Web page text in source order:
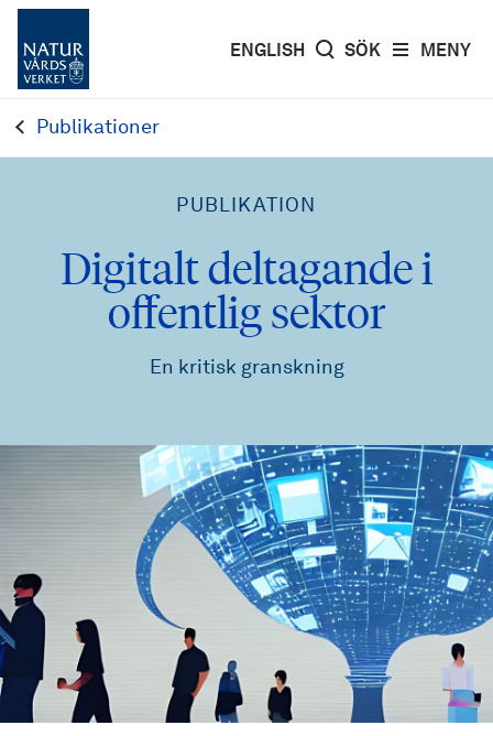
MENY
ENGLISH SÖK
Publikationer
PUBLIKATION
Digitalt deltagande i
offentlig sektor
En kritisk granskning